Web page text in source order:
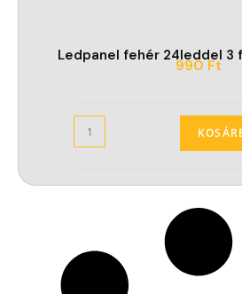
Ledpanel fehér 24leddel 3
990Ft